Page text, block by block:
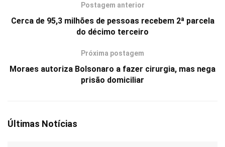
Postagem anterior
Cerca de 95,3 milhões de pessoas recebem 2ª parcela
do décimo terceiro
Próxima postagem
Moraes autoriza Bolsonaro a fazer cirurgia, mas nega
prisão domiciliar
Últimas Notícias